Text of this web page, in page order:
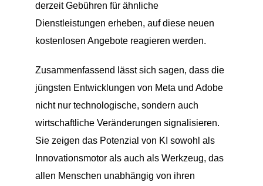
derzeit Gebühren für ähnliche
Dienstleistungen erheben, auf diese neuen
kostenlosen Angebote reagieren werden.
Zusammenfassend lässt sich sagen, dass die
jüngsten Entwicklungen von Meta und Adobe
nicht nur technologische, sondern auch
wirtschaftliche Veränderungen signalisieren.
Sie zeigen das Potenzial von KI sowohl als
Innovationsmotor als auch als Werkzeug, das
allen Menschen unabhängig von ihren